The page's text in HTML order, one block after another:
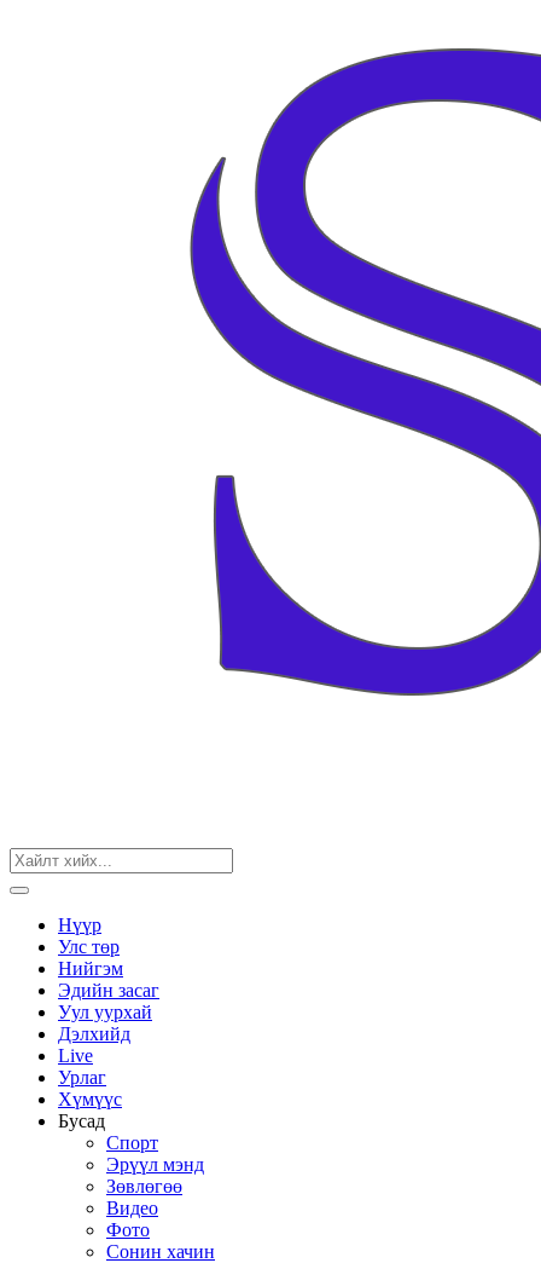
Нүүр
Улс төр
Нийгэм
Эдийн засаг
Уул уурхай
Дэлхийд
Live
Урлаг
Хүмүүс
Бусад
Спорт
Эрүүл мэнд
Зөвлөгөө
Видео
Фото
Сонин хачин